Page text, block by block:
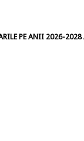
PE ANII 2026-2028